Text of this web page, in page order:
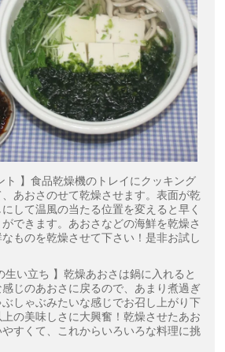
ト 】食品乾燥機のトレイにクッキング
あおさのせて乾燥させます。表面が乾
して温風の当たる位置を変えると早く
できます。あおさなどの海鮮を乾燥さ
ものを乾燥させて下さい！是非お試し
生い立ち 】乾燥あおさは鍋に入れると
じのあおさに戻るので、あまり煮過ぎ
しゃぶみたいな感じでお召し上がり下
の美味しさに大興奮！乾燥させたあお
すくて、これからいろいろな料理に挑